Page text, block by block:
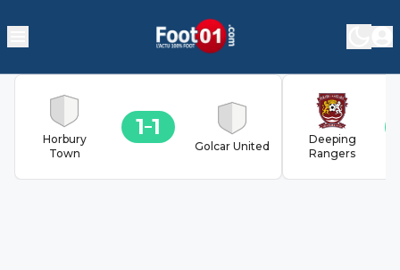
Horbury
Town
1 1
Golcar United
Deeping
Rangers